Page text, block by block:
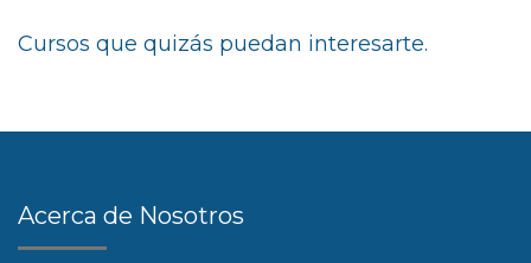
Cursos que quizás puedan interesarte.
Acerca de Nosotros